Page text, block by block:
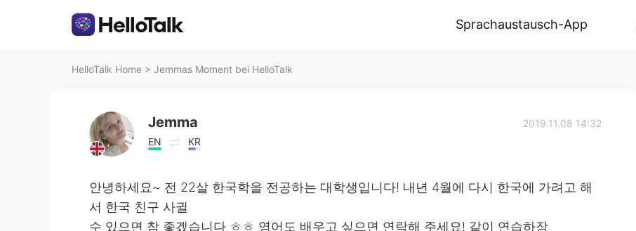
Sprachaustausch-App
HelloTalk Home > Jemmas Moment bei HelloTalk
Jemma
EN KR
2019.11.08 14:32
안녕하세요~ 전 22살 한국학을 전공하는 대학생입니다! 내년 4월에 다시 한국에 가려고 해
서 한국 친구 사귈
수 있으면 참 좋겠습니다 ㅎㅎ 영어도 배우고 싶으면 연락해 주세요! 같이 연습하장